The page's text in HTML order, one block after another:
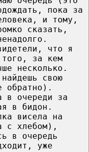
пока за
и тому,
сказать,
что я
того, за кем
несколько.
свою
обратно).
в очереди за
в бидон.
висела на
с хлебом),
в очередь
уже